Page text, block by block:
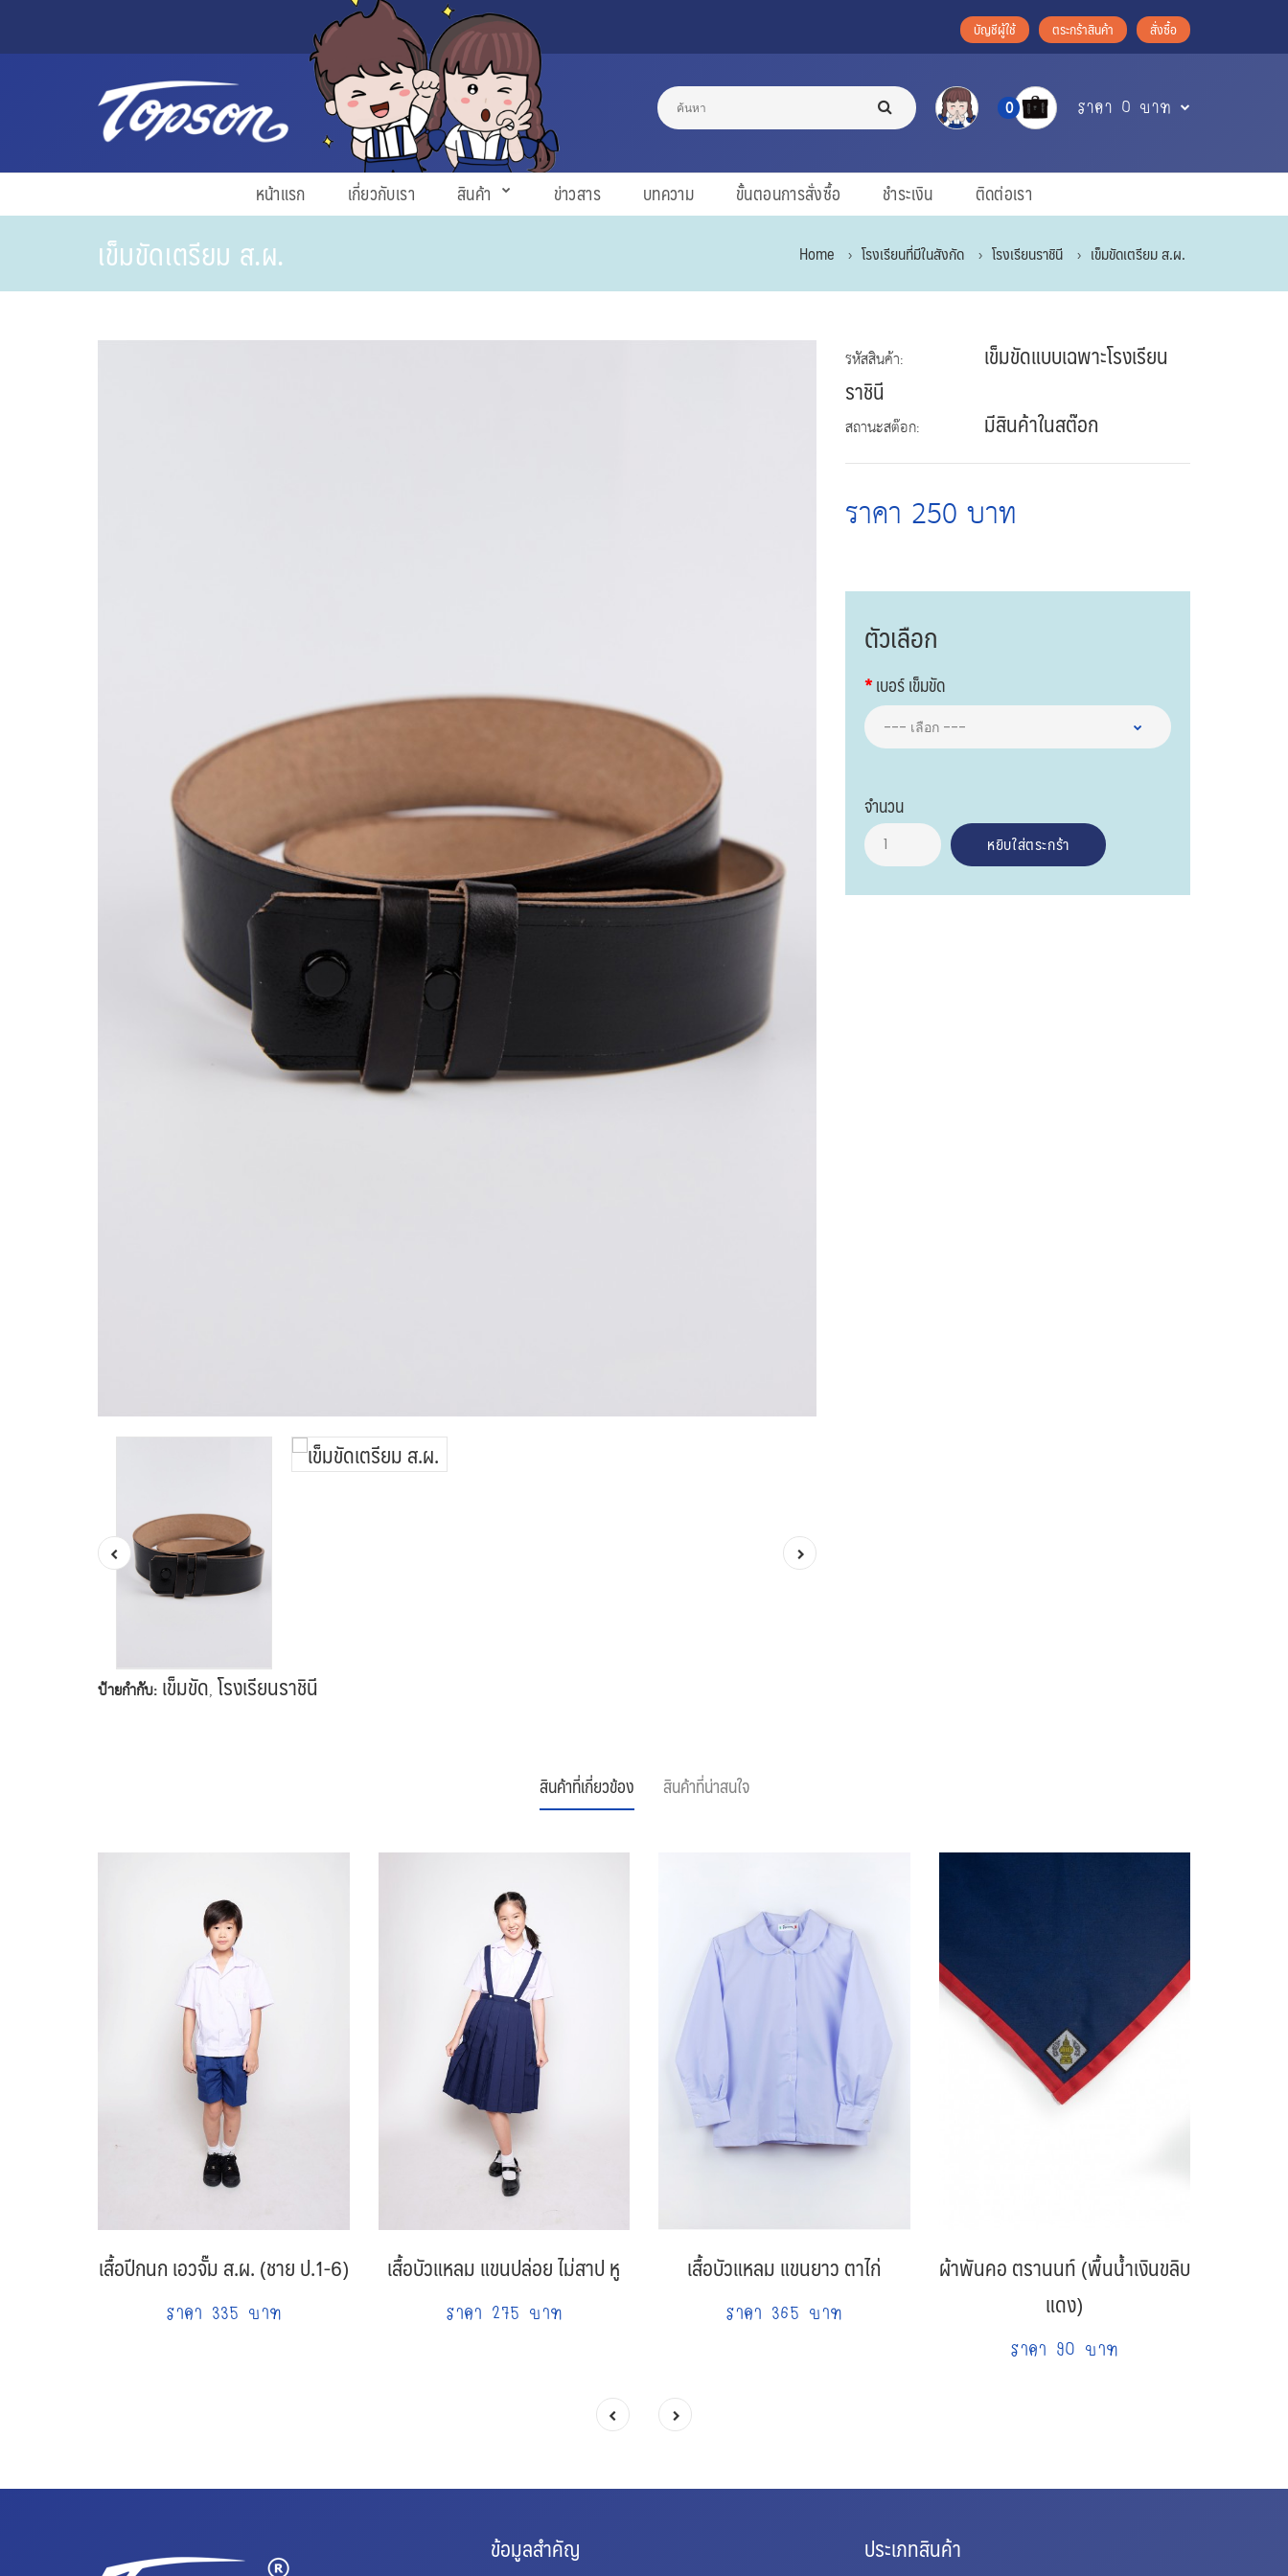
บัญชีผู้ใช้ ตระกร้าสินค้า สั่งซื้อ
0 ราคา 0 บาท
หน้าแรก เกี่ยวกับเรา สินค้า ข่าวสาร บทความ ขั้นตอนการสั่งซื้อ ชำระเงิน ติดต่อเรา
เข็มขัดเตรียม ส.ผ. Home โรงเรียนที่มีในสังกัด โรงเรียนราชินี เข็มขัดเตรียม ส.ผ.
รหัสสินค้า:
เข็มขัดแบบเฉพาะโรงเรียน
ราชินี
สถานะสต๊อก: มีสินค้าในสต๊อก
ราคา 250 บาท
ตัวเลือก
เบอร์ เข็มขัด
จำนวน
ป้ายกำกับ: เข็มขัด, โรงเรียนราชินี
สินค้าที่เกี่ยวข้อง สินค้าที่น่าสนใจ
เสื้อปีกนก เอวจั๊ม ส.ผ. (ชาย ป.1-6)
ราคา 335 บาท
เสื้อบัวแหลม แขนปล่อย ไม่สาป หู
ราคา 275 บาท
เสื้อบัวแหลม แขนยาว ตาไก่
ราคา 365 บาท
ผ้าพันคอ ตรานนท์ (พื้นน้ำเงินขลิบ
แดง)
ราคา 90 บาท
ข้อมูลสำคัญ ประเภทสินค้า